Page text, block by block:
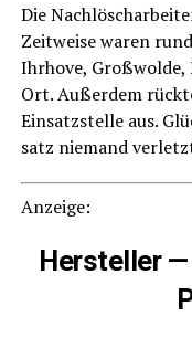
Die
Zeit­wei­se waren
Ihr­ho­ve, Groß­wol­de,
Ort. Außer­dem
Ein­satz­stel­le aus.
satz nie­mand
Anzei­ge:
Her­stel­ler —